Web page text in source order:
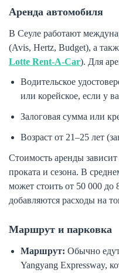
Аренда автомобиля
В Сеуле работают
(Avis, Hertz, Budget), а
Lotte Rent-A-Car). Для
Водительское
или корейское, если у
Залоговая сумма или
Возраст от 21–25 лет
Стоимость аренды
проката и сезона. В
может стоить от 50 000
добавляются расходы на
Маршрут и парковка
Маршрут: Обычно
Yangyang Expressway,